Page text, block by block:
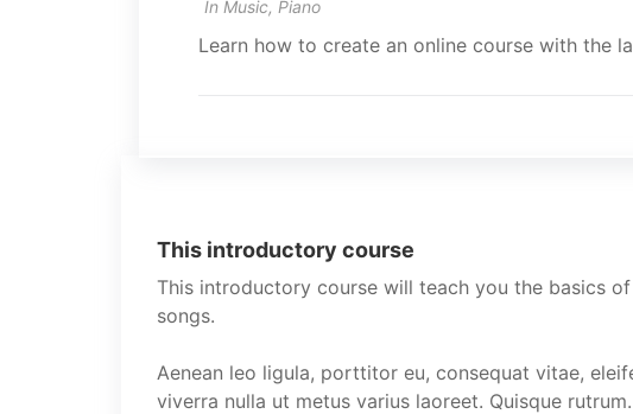
In Music, Piano
Learn how to create an online course with the
This introductory course
This introductory course will teach you the basics
songs.
Aenean leo ligula, porttitor eu, consequat vitae,
viverra nulla ut metus varius laoreet. Quisque